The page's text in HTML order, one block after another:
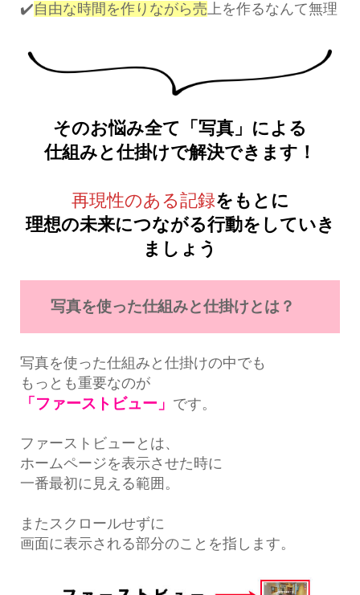
✔️自由な時間を作りながら売上を作るなんて無理
そのお悩み全て「写真」による
仕組みと仕掛けで解決できます！
再現性のある記録をもとに
理想の未来につながる行動をしていき
ましょう
写真を使った仕組みと仕掛けとは？
写真を使った仕組みと仕掛けの中でも
もっとも重要なのが
「ファーストビュー」 です。
ファーストビューとは、
ホームページを表示させた時に
一番最初に見える範囲。
またスクロールせずに
画面に表示される部分のことを指します。